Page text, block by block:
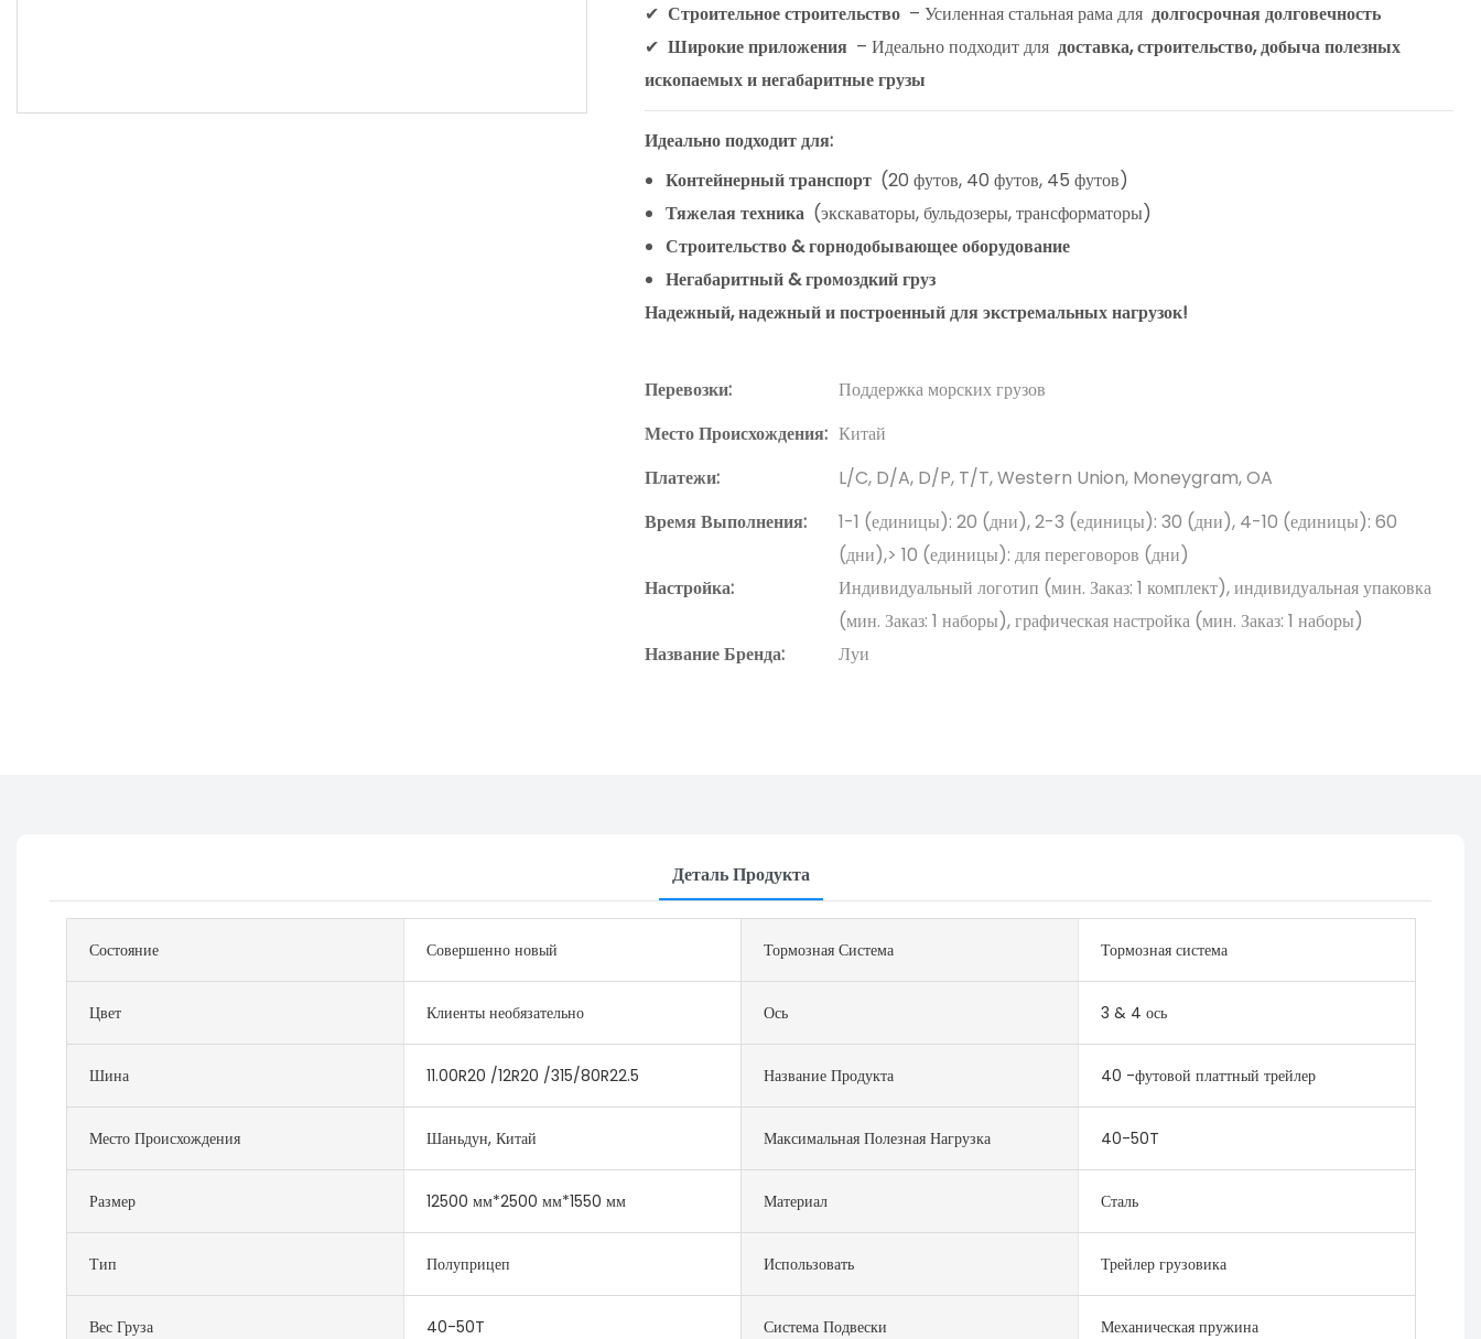
✔ Строительное строительство – Усиленная стальная рама для долгосрочная долговечность
✔ Широкие приложения – Идеально подходит для доставка, строительство, добыча полезных
ископаемых и негабаритные грузы
Идеально подходит для:
Контейнерный транспорт (20 футов, 40 футов, 45 футов)
Тяжелая техника (экскаваторы, бульдозеры, трансформаторы)
Строительство & горнодобывающее оборудование
Негабаритный & громоздкий груз
Надежный, надежный и построенный для экстремальных нагрузок!
Перевозки:
Поддержка морских грузов
Место Происхождения: Китай
Платежи:
L/C, D/A, D/P, T/T, Western Union, Moneygram, OA
Время Выполнения:
1-1 (единицы): 20 (дни), 2-3 (единицы): 30 (дни), 4-10 (единицы): 60
(дни),> 10 (единицы): для переговоров (дни)
Настройка:
Индивидуальный логотип (мин. Заказ: 1 комплект), индивидуальная упаковка
(мин. Заказ: 1 наборы), графическая настройка (мин. Заказ: 1 наборы)
Название Бренда:
Луи
Деталь Продукта
Состояние Совершенно новый Тормозная Система Тормозная система
Цвет Клиенты необязательно Ось 3 & 4 ось
Шина 11.00R20 /12R20 /315/80R22.5 Название Продукта 40 -футовой платтный трейлер
Место Происхождения Шаньдун, Китай Максимальная Полезная Нагрузка 40-50T
Размер 12500 мм*2500 мм*1550 мм Материал Сталь
Тип Полуприцеп Использовать Трейлер грузовика
Вес Груза 40-50T Система Подвески Механическая пружина